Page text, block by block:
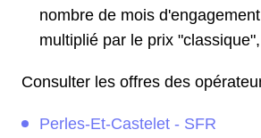
nombre de mois
multiplié par le prix
Consulter les offres des
Perles-Et-Castelet - SFR